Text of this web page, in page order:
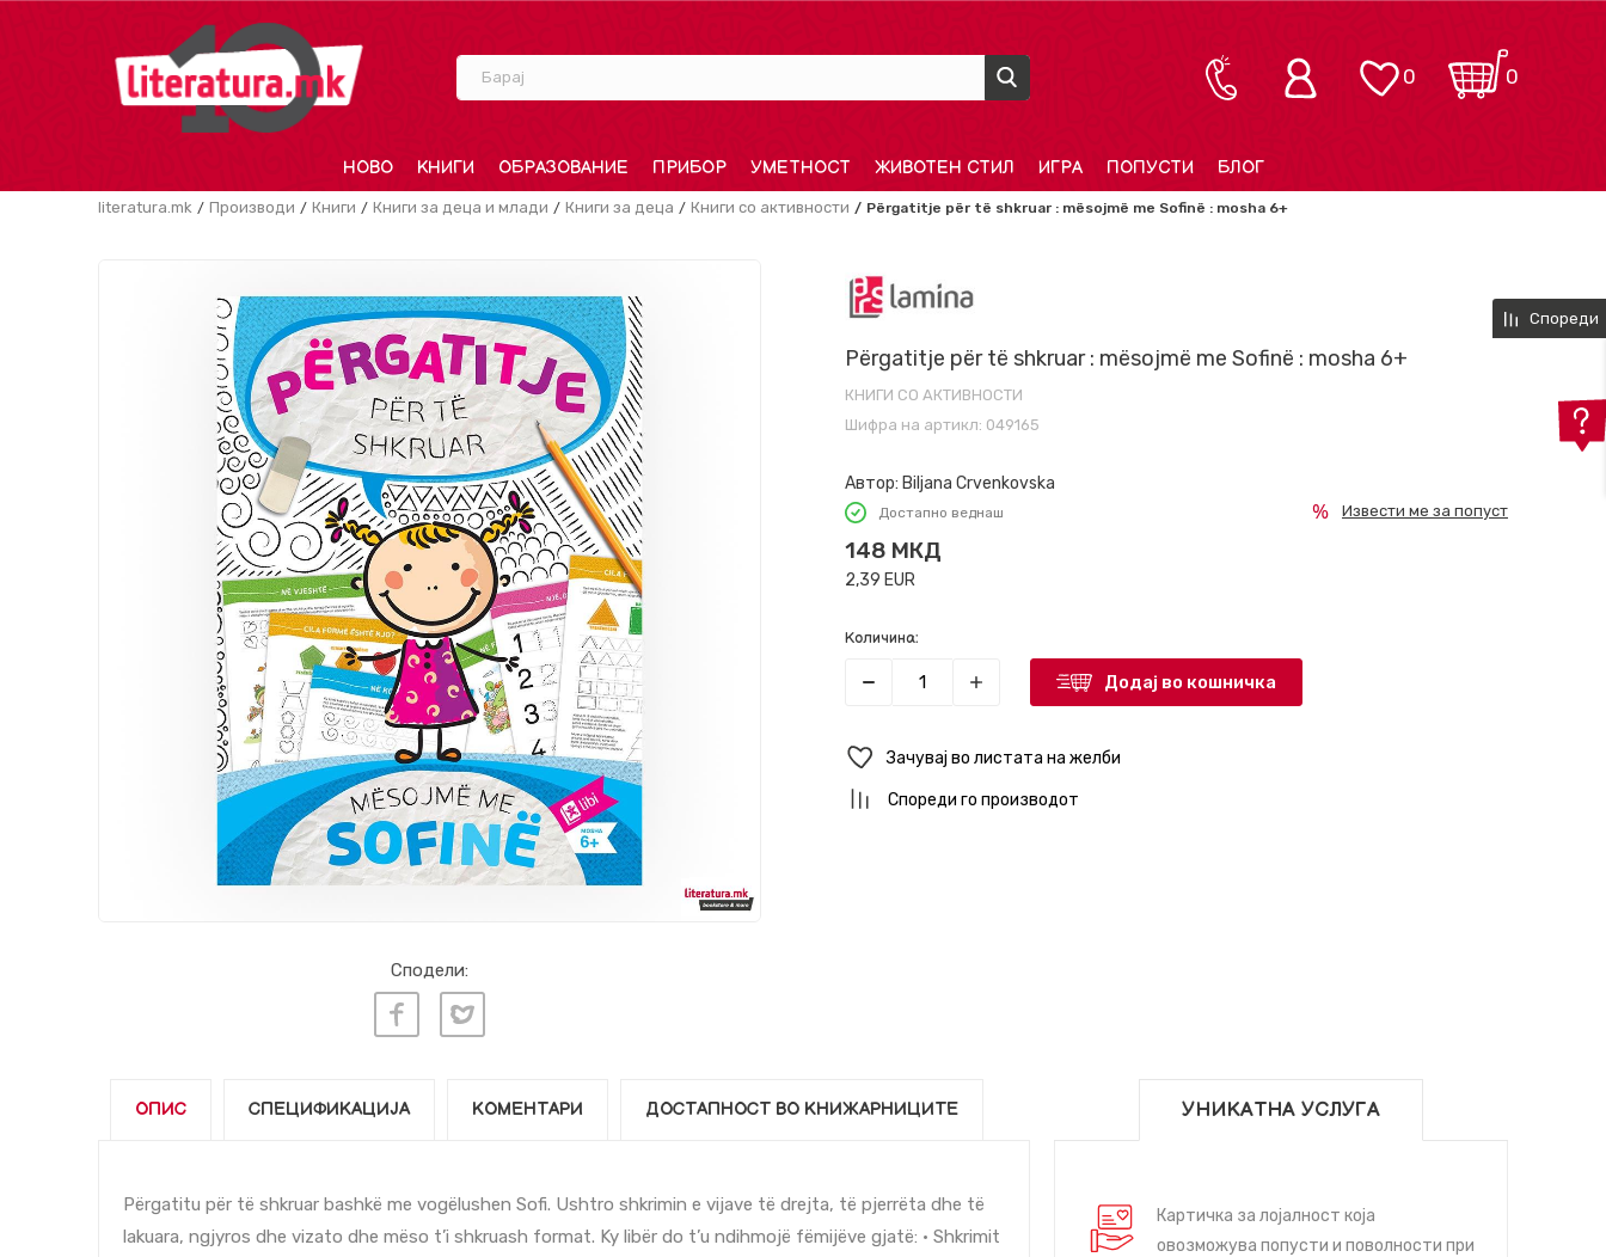
Барај 0
0
НОВО КНИГИ ОБРАЗОВАНИЕ ПРИБОР УМЕТНОСТ ЖИВОТЕН СТИЛ ИГРА ПОПУСТИ БЛОГ
literatura.mk Производи Книги Книги за деца и млади Книги за деца Книги со активности Përgatitje për të shkruar : mësojmë me Sofinë : mosha 6+
Сподели:
Përgatitje për të shkruar : mësojmë me Sofinë : mosha 6+
КНИГИ СО АКТИВНОСТИ
Шифра на артикл: 049165
Автор: Biljana Crvenkovska
Достапно веднаш
148 МКД
2,39 EUR
Извести ме за попуст
Количина:
Додај во кошничка
Зачувај во листата на желби
Спореди го производот
ОПИС СПЕЦИФИКАЦИЈА КОМЕНТАРИ ДОСТАПНОСТ ВО КНИЖАРНИЦИТЕ
Përgatitu për të shkruar bashkë me vogëlushen Sofi. Ushtro shkrimin e vijave të drejta, të pjerrëta dhe të
lakuara, ngjyros dhe vizato dhe mëso t’i shkruash format. Ky libër do t’u ndihmojë fëmijëve gjatë: • Shkrimit
УНИКАТНА УСЛУГА
Картичка за лојалност која
овозможува попусти и поволности при
Спореди